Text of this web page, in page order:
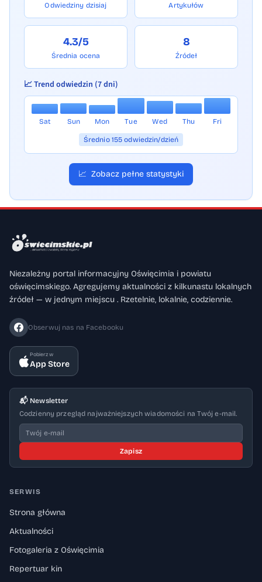
Odwiedziny dzisiaj Artykułów
4.3/5
Średnia ocena
8
Źródeł
📈 Trend odwiedzin (7 dni)
Sat Sun Mon Tue Wed Thu Fri
Średnio 155 odwiedzin/dzień
📈 Zobacz pełne statystyki
Niezależny portal informacyjny Oświęcimia i powiatu
oświęcimskiego. Agregujemy aktualności z kilkunastu lokalnych
źródeł — w jednym miejscu . Rzetelnie, lokalnie, codziennie.
Obserwuj nas na Facebooku
Pobierz w
App Store
📬 Newsletter
Codzienny przegląd najważniejszych wiadomości na Twój e-mail.
Zapisz
SERWIS
Strona główna
Aktualności
Fotogaleria z Oświęcimia
Repertuar kin